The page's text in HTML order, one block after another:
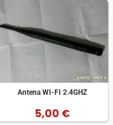
Antena WI-FI 2.4GHZ
5,00 €